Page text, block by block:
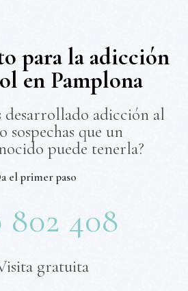
para la adicción
en Pamplona
desarrollado adicción al
sospechas que un
puede tenerla?
el primer paso
802 408
gratuita